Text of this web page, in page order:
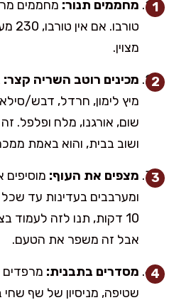
מחממים תנור:
מצוין.
מכינים רוטב השריה קצר:
מיץ לימון, חרדל, דבש/
שום, אורגנו, מלח ופלפל.
ושוב בבית, והוא באמת
מצפים את העוף:
ומערבבים בעדינות עד
10 דקות, תנו לזה
אבל זה משפר את הטעם.
מסדרים בתבנית: מרפדים
שטיפה, מניסיון של שף